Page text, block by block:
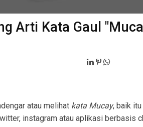
Arti Kata Gaul
atau melihat kata Mucay, baik
instagram atau aplikasi berbasis